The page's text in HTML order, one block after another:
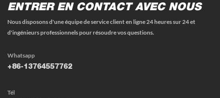
ENTRER EN CONTACT AVEC NOUS
Nous disposons d'une équipe de service client en ligne 24 heures sur 24 et
d'ingénieurs professionnels pour résoudre vos questions.
Whatsapp
+86-13764557762
Tél